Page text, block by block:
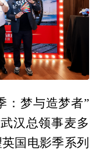
：梦与造梦者”
汉总领事麦多
国电影季系列